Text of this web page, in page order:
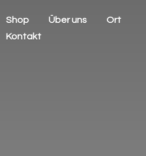
Shop Über uns
Ort
Kontakt